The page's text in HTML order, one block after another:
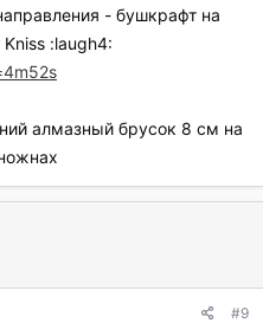
- бушкрафт на
:laugh4:
алмазный брусок 8 см на
#9